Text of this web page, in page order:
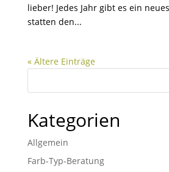
lieber! Jedes Jahr gibt es ein
statten den...
« Ältere Einträge
Kategorien
Allgemein
Farb-Typ-Beratung